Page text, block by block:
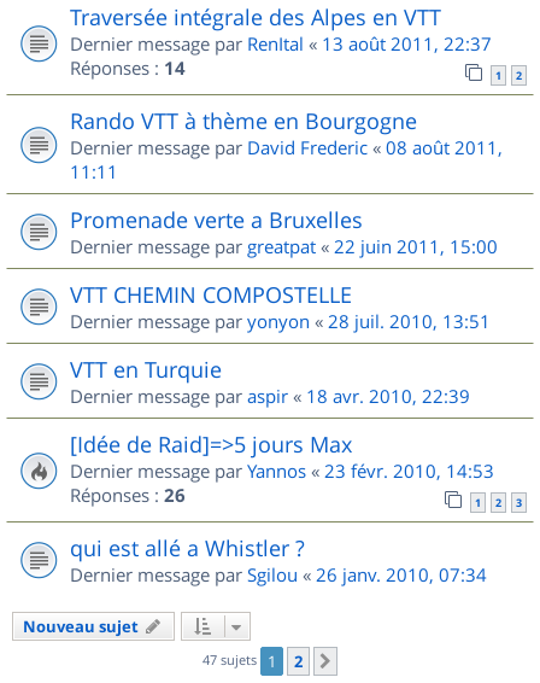
Traversée intégrale des Alpes en VTT
Dernier message par RenItal « 13 août 2011, 22:37
Réponses : 14 1 2
Rando VTT à thème en Bourgogne
Dernier message par David Frederic « 08 août 2011,
11:11
Promenade verte a Bruxelles
Dernier message par greatpat « 22 juin 2011, 15:00
VTT CHEMIN COMPOSTELLE
Dernier message par yonyon « 28 juil. 2010, 13:51
VTT en Turquie
Dernier message par aspir « 18 avr. 2010, 22:39
[Idée de Raid]=>5 jours Max
Dernier message par Yannos « 23 févr. 2010, 14:53
Réponses : 26 1 2 3
qui est allé a Whistler ?
Dernier message par Sgilou « 26 janv. 2010, 07:34
Nouveau sujet
47 sujets 1 2